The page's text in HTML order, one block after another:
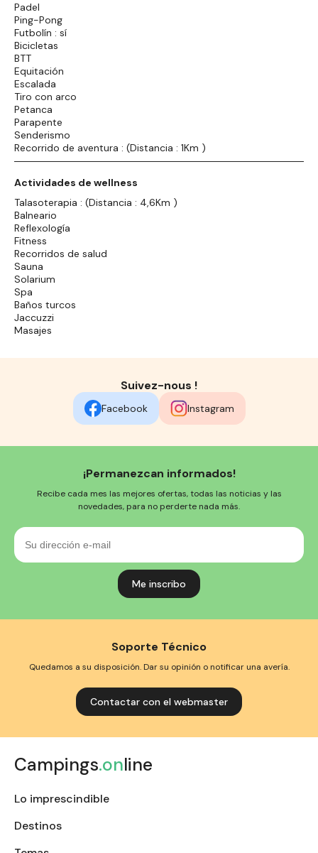
Padel
Ping-Pong
Futbolín : sí
Bicicletas
BTT
Equitación
Escalada
Tiro con arco
Petanca
Parapente
Senderismo
Recorrido de aventura : (Distancia : 1Km )
Actividades de wellness
Talasoterapia : (Distancia : 4,6Km )
Balneario
Reflexología
Fitness
Recorridos de salud
Sauna
Solarium
Spa
Baños turcos
Jaccuzzi
Masajes
Suivez-nous !
Facebook Instagram
¡Permanezcan informados!
Recibe cada mes las mejores ofertas, todas las noticias y las
novedades, para no perderte nada más.
Su
dirección
e-
Soporte Técnico
Quedamos a su disposición. Dar su opinión o notificar una avería.
Contactar con el webmaster
Campings.online
Lo imprescindible
Destinos